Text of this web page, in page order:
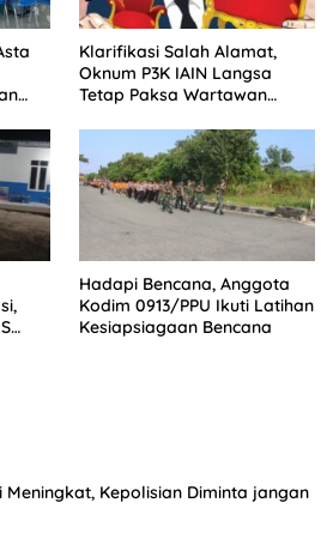
Klarifikasi Salah Alamat,
Oknum P3K IAIN Langsa
Tetap Paksa Wartawan
Hadapi Bencana, Anggota
Kodim 0913/PPU Ikuti Latihan
Kesiapsiagaan Bencana
Meningkat, Kepolisian Diminta jangan